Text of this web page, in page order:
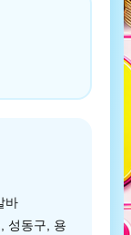
바
성동구, 용